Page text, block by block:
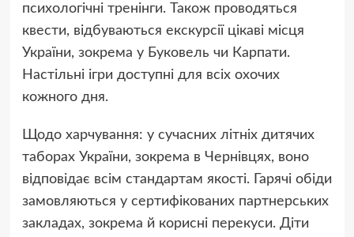
психологічні тренінги. Також проводяться
квести, відбуваються екскурсії цікаві місця
України, зокрема у Буковель чи Карпати.
Настільні ігри доступні для всіх охочих
кожного дня.
Щодо харчування: у сучасних літніх дитячих
таборах України, зокрема в Чернівцях, воно
відповідає всім стандартам якості. Гарячі обіди
замовляються у сертифікованих партнерських
закладах, зокрема й корисні перекуси. Діти